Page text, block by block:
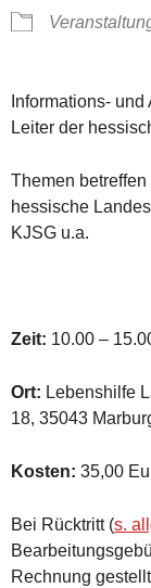
Informations-
Leiter der
Themen
hessische
KJSG u.a.
Zeit: 10.00 –
Ort: Lebenshilfe
18, 35043
Kosten: 35,00
Bei Rücktritt (s.
Rechnung